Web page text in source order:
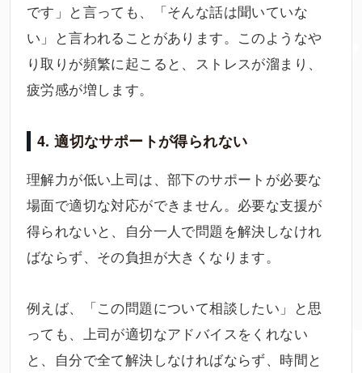
です」と言っても、「そんな話は聞いていな
い」と言われることがあります。このようなや
り取りが頻繁に起こると、ストレスが溜まり、
疲労感が増します。
4. 適切なサポートが得られない
理解力が低い上司は、部下のサポートが必要な
場面で適切な対応ができません。必要な支援が
得られないと、自分一人で問題を解決しなけれ
ばならず、その負担が大きくなります。
例えば、「この問題について相談したい」と思
っても、上司が適切なアドバイスをくれない
と、自分で全て解決しなければならず、時間と